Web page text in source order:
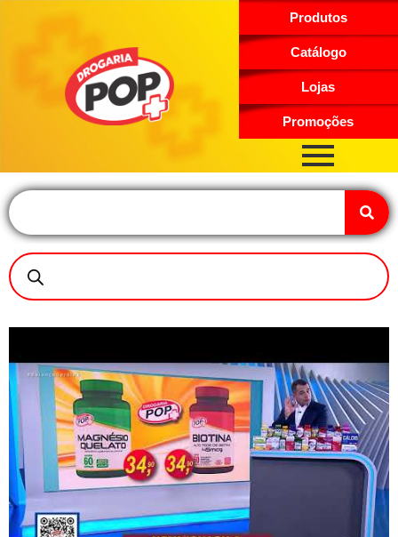
Produtos
Catálogo
Lojas
Promoções